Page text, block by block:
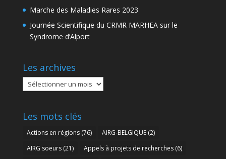
Marche des Maladies Rares 2023
Journée Scientifique du CRMR MARHEA sur le
Syndrome d’Alport
Les archives
Les
archives
Les mots clés
Actions en régions(76) AIRG-BELGIQUE(2)
AIRG soeurs(21) Appels à projets de recherches(6)